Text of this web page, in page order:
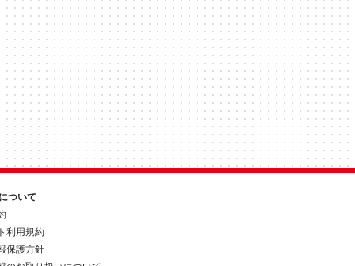
ついて
利用規約
保護方針